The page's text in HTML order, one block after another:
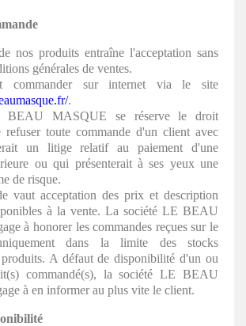
nos produits entraîne l'acceptation sans
générales de ventes.
commander sur internet via le site
.
BEAU MASQUE se réserve le droit
refuser toute commande d'un client avec
un litige relatif au paiement d'une
ou qui présenterait à ses yeux une
de risque.
vaut acceptation des prix et description
à la vente. La société LE BEAU
à honorer les commandes reçues sur le
dans la limite des stocks
A défaut de disponibilité d'un ou
commandé(s), la société LE BEAU
à en informer au plus vite le client.